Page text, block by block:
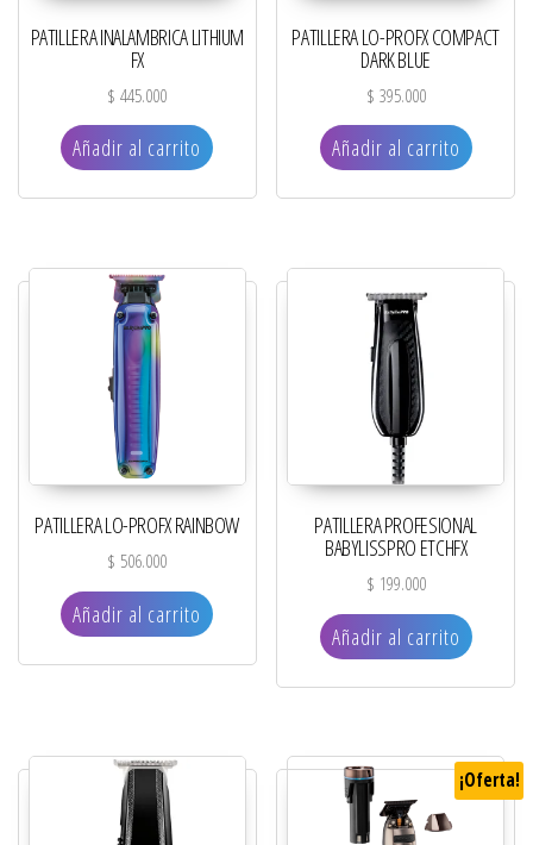
PATILLERA INALAMBRICA LITHIUM
FX
$ 445.000
Añadir al carrito
PATILLERA LO-PROFX COMPACT
DARK BLUE
$ 395.000
Añadir al carrito
PATILLERA LO-PROFX RAINBOW
$ 506.000
Añadir al carrito
PATILLERA PROFESIONAL
BABYLISSPRO ETCHFX
$ 199.000
Añadir al carrito
¡Oferta!